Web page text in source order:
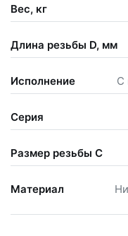
Вес, кг
Длина резьбы D, мм
Исполнение С
Серия
Размер резьбы С
Материал